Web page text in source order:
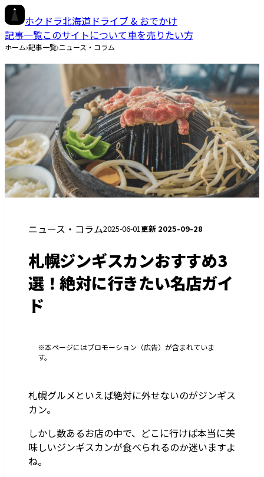
ホクドラ北海道ドライブ & おでかけ
記事一覧このサイトについて車を売りたい方
ホーム›記事一覧›ニュース・コラム
ニュース・コラム2025-06-01更新 2025-09-28
札幌ジンギスカンおすすめ3
選！絶対に行きたい名店ガイ
ド
※本ページにはプロモーション（広告）が含まれていま
す。
札幌グルメといえば絶対に外せないのがジンギス
カン。
しかし数あるお店の中で、どこに行けば本当に美
味しいジンギスカンが食べられるのか迷いますよ
ね。